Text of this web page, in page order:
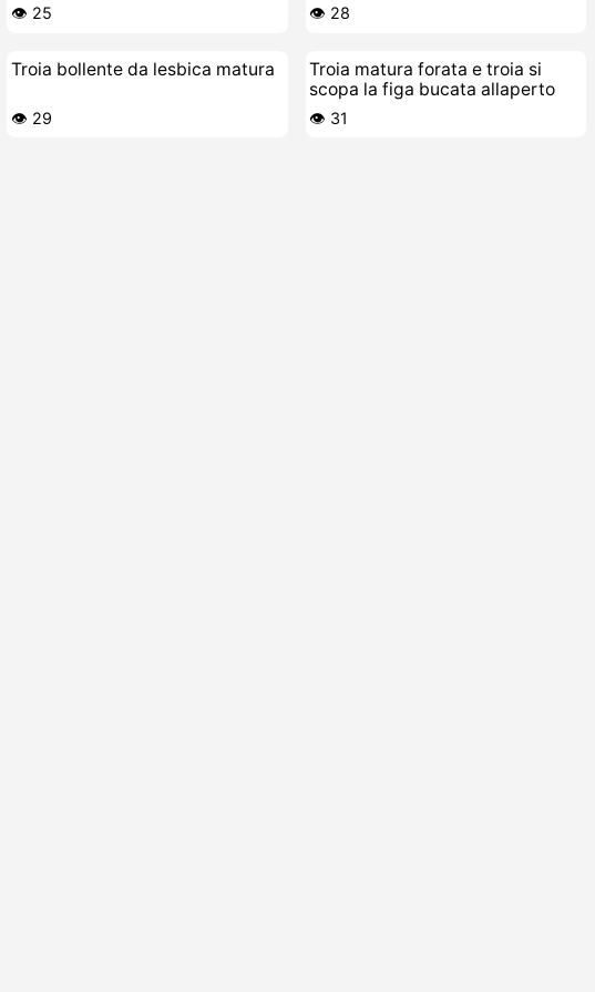
👁️ 25 👁️ 28
Troia bollente da lesbica matura
👁️ 29
Troia matura forata e troia si
scopa la figa bucata allaperto
👁️ 31